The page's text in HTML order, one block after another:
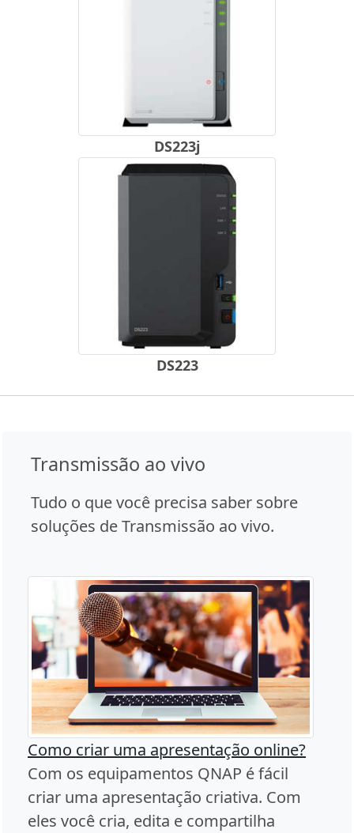
DS223j
DS223
Transmissão ao vivo
Tudo o que você precisa saber sobre
soluções de Transmissão ao vivo.
Como criar uma apresentação online?
Com os equipamentos QNAP é fácil
criar uma apresentação criativa. Com
eles você cria, edita e compartilha